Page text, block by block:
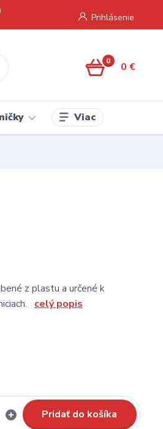
Prihlásenie
0 0 €
Viac
z plastu a určené k
celý popis
Pridať do košíka